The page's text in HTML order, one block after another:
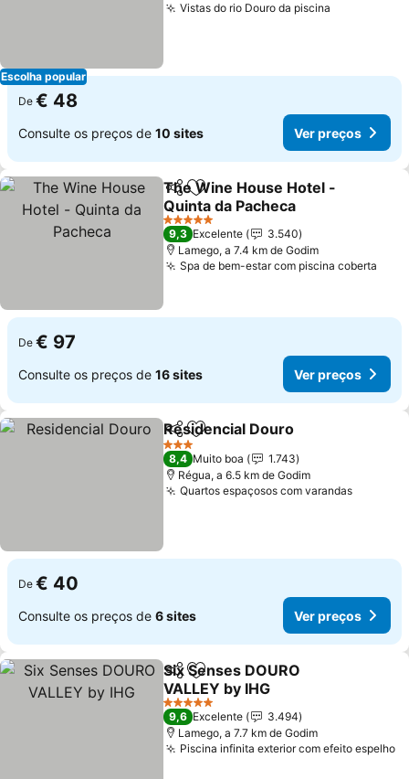
Escolha popular
Vistas do rio Douro da piscina
De € 48
Consulte os preços de 10 sites Ver preços
PartilharAdicionar aos favoritos
The Wine House Hotel -
Quinta da Pacheca
Ver preços
5 Estrelas
9,3 Excelente
3.540
Lamego, a 7.4 km de Godim
Spa de bem-estar com piscina coberta
De € 97
Consulte os preços de 16 sites Ver preços
PartilharAdicionar aos favoritos
Residencial Douro
3 Estrelas
8,4 Muito boa
1.743
Régua, a 6.5 km de Godim
Quartos espaçosos com varandasVer
De € 40
Consulte os preços de 6 sites Ver preços
PartilharAdicionar aos favoritos
Six Senses DOURO
VALLEY by IHG
Ver preços
5 Estrelas
9,6 Excelente
3.494
Lamego, a 7.7 km de Godim
Piscina infinita exterior com efeito espelho